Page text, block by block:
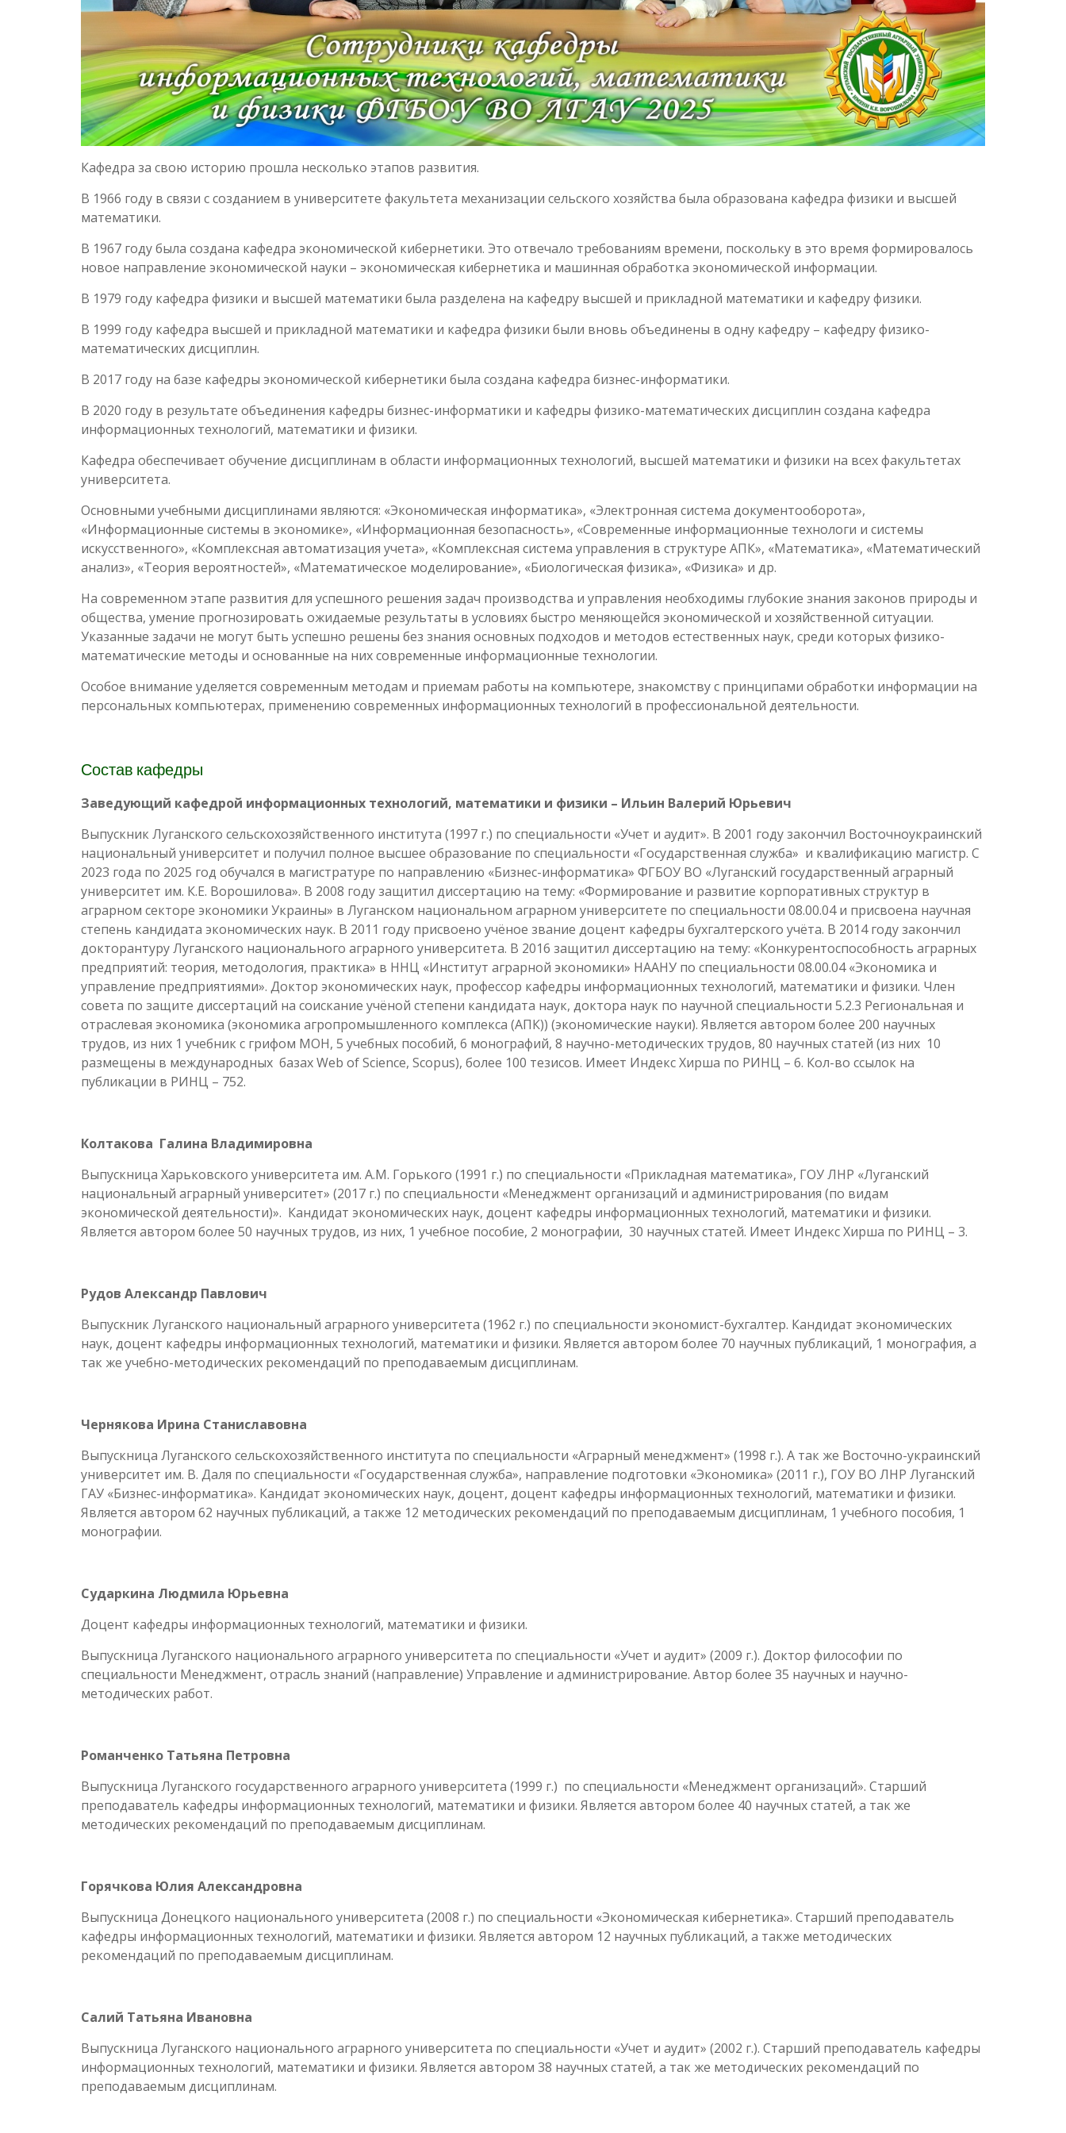
Кафедра за свою историю прошла несколько этапов развития.
В 1966 году в связи с созданием в университете факультета механизации сельского хозяйства была образована кафедра физики и высшей
математики.
В 1967 году была создана кафедра экономической кибернетики. Это отвечало требованиям времени, поскольку в это время формировалось
новое направление экономической науки – экономическая кибернетика и машинная обработка экономической информации.
В 1979 году кафедра физики и высшей математики была разделена на кафедру высшей и прикладной математики и кафедру физики.
В 1999 году кафедра высшей и прикладной математики и кафедра физики были вновь объединены в одну кафедру – кафедру физико-
математических дисциплин.
В 2017 году на базе кафедры экономической кибернетики была создана кафедра бизнес-информатики.
В 2020 году в результате объединения кафедры бизнес-информатики и кафедры физико-математических дисциплин создана кафедра
информационных технологий, математики и физики.
Кафедра обеспечивает обучение дисциплинам в области информационных технологий, высшей математики и физики на всех факультетах
университета.
Основными учебными дисциплинами являются: «Экономическая информатика», «Электронная система документооборота»,
«Информационные системы в экономике», «Информационная безопасность», «Современные информационные технологи и системы
искусственного», «Комплексная автоматизация учета», «Комплексная система управления в структуре АПК», «Математика», «Математический
анализ», «Теория вероятностей», «Математическое моделирование», «Биологическая физика», «Физика» и др.
На современном этапе развития для успешного решения задач производства и управления необходимы глубокие знания законов природы и
общества, умение прогнозировать ожидаемые результаты в условиях быстро меняющейся экономической и хозяйственной ситуации.
Указанные задачи не могут быть успешно решены без знания основных подходов и методов естественных наук, среди которых физико-
математические методы и основанные на них современные информационные технологии.
Особое внимание уделяется современным методам и приемам работы на компьютере, знакомству с принципами обработки информации на
персональных компьютерах, применению современных информационных технологий в профессиональной деятельности.
Состав кафедры
Заведующий кафедрой информационных технологий, математики и физики – Ильин Валерий Юрьевич
Выпускник Луганского сельскохозяйственного института (1997 г.) по специальности «Учет и аудит». В 2001 году закончил Восточноукраинский
национальный университет и получил полное высшее образование по специальности «Государственная служба» и квалификацию магистр. С
2023 года по 2025 год обучался в магистратуре по направлению «Бизнес-информатика» ФГБОУ ВО «Луганский государственный аграрный
университет им. К.Е. Ворошилова». В 2008 году защитил диссертацию на тему: «Формирование и развитие корпоративных структур в
аграрном секторе экономики Украины» в Луганском национальном аграрном университете по специальности 08.00.04 и присвоена научная
степень кандидата экономических наук. В 2011 году присвоено учёное звание доцент кафедры бухгалтерского учёта. В 2014 году закончил
докторантуру Луганского национального аграрного университета. В 2016 защитил диссертацию на тему: «Конкурентоспособность аграрных
предприятий: теория, методология, практика» в ННЦ «Институт аграрной экономики» НААНУ по специальности 08.00.04 «Экономика и
управление предприятиями». Доктор экономических наук, профессор кафедры информационных технологий, математики и физики. Член
совета по защите диссертаций на соискание учёной степени кандидата наук, доктора наук по научной специальности 5.2.3 Региональная и
отраслевая экономика (экономика агропромышленного комплекса (АПК)) (экономические науки). Является автором более 200 научных
трудов, из них 1 учебник с грифом МОН, 5 учебных пособий, 6 монографий, 8 научно-методических трудов, 80 научных статей (из них 10
размещены в международных базах Web of Science, Scopus), более 100 тезисов. Имеет Индекс Хирша по РИНЦ – 6. Кол-во ссылок на
публикации в РИНЦ – 752.
Колтакова Галина Владимировна
Выпускница Харьковского университета им. А.М. Горького (1991 г.) по специальности «Прикладная математика», ГОУ ЛНР «Луганский
национальный аграрный университет» (2017 г.) по специальности «Менеджмент организаций и администрирования (по видам
экономической деятельности)». Кандидат экономических наук, доцент кафедры информационных технологий, математики и физики.
Является автором более 50 научных трудов, из них, 1 учебное пособие, 2 монографии, 30 научных статей. Имеет Индекс Хирша по РИНЦ – 3.
Рудов Александр Павлович
Выпускник Луганского национальный аграрного университета (1962 г.) по специальности экономист-бухгалтер. Кандидат экономических
наук, доцент кафедры информационных технологий, математики и физики. Является автором более 70 научных публикаций, 1 монография, а
так же учебно-методических рекомендаций по преподаваемым дисциплинам.
Чернякова Ирина Станиславовна
Выпускница Луганского сельскохозяйственного института по специальности «Аграрный менеджмент» (1998 г.). А так же Восточно-украинский
университет им. В. Даля по специальности «Государственная служба», направление подготовки «Экономика» (2011 г.), ГОУ ВО ЛНР Луганский
ГАУ «Бизнес-информатика». Кандидат экономических наук, доцент, доцент кафедры информационных технологий, математики и физики.
Является автором 62 научных публикаций, а также 12 методических рекомендаций по преподаваемым дисциплинам, 1 учебного пособия, 1
монографии.
Сударкина Людмила Юрьевна
Доцент кафедры информационных технологий, математики и физики.
Выпускница Луганского национального аграрного университета по специальности «Учет и аудит» (2009 г.). Доктор философии по
специальности Менеджмент, отрасль знаний (направление) Управление и администрирование. Автор более 35 научных и научно-
методических работ.
Романченко Татьяна Петровна
Выпускница Луганского государственного аграрного университета (1999 г.) по специальности «Менеджмент организаций». Старший
преподаватель кафедры информационных технологий, математики и физики. Является автором более 40 научных статей, а так же
методических рекомендаций по преподаваемым дисциплинам.
Горячкова Юлия Александровна
Выпускница Донецкого национального университета (2008 г.) по специальности «Экономическая кибернетика». Старший преподаватель
кафедры информационных технологий, математики и физики. Является автором 12 научных публикаций, а также методических
рекомендаций по преподаваемым дисциплинам.
Салий Татьяна Ивановна
Выпускница Луганского национального аграрного университета по специальности «Учет и аудит» (2002 г.). Старший преподаватель кафедры
информационных технологий, математики и физики. Является автором 38 научных статей, а так же методических рекомендаций по
преподаваемым дисциплинам.